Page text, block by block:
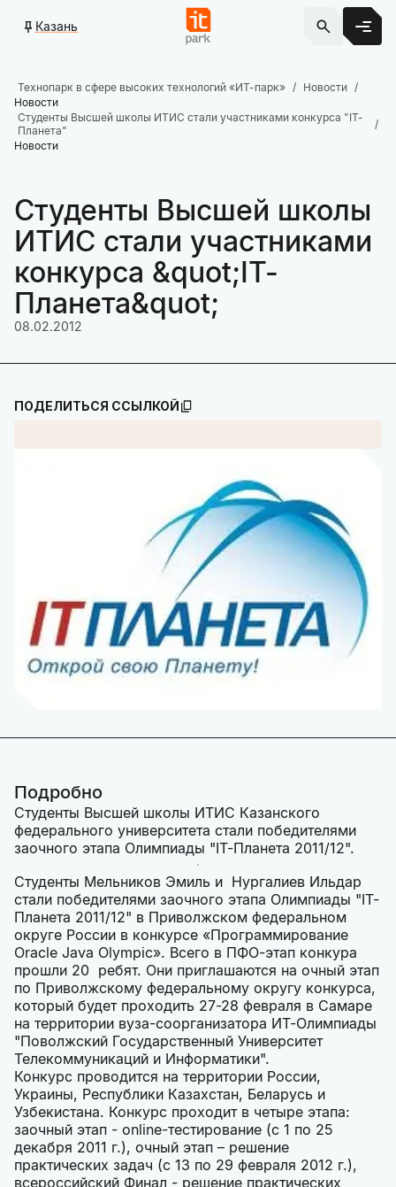
Казань
Технопарк в сфере высоких технологий «ИТ-парк»
Новости
Новости
Студенты Высшей школы ИТИС стали участниками конкурса "IT-
Планета"
Новости
Студенты Высшей школы
ИТИС стали участниками
конкурса &quot;IT-
Планета&quot;
08.02.2012
ПОДЕЛИТЬСЯ ССЫЛКОЙ
Подробно
Студенты Высшей школы ИТИС Казанского
федерального университета стали победителями
заочного этапа Олимпиады "IT-Планета 2011/12".
Студенты Мельников Эмиль и Нургалиев Ильдар
стали победителями заочного этапа Олимпиады "IT-
Планета 2011/12" в Приволжском федеральном
округе России в конкурсе «Программирование
Oracle Java Olympic». Всего в ПФО-этап конкура
прошли 20 ребят. Они приглашаются на очный этап
по Приволжскому федеральному округу конкурса,
который будет проходить 27-28 февраля в Самаре
на территории вуза-соорганизатора ИТ-Олимпиады
"Поволжский Государственный Университет
Телекоммуникаций и Информатики".
Конкурс проводится на территории России,
Украины, Республики Казахстан, Беларусь и
Узбекистана. Конкурс проходит в четыре этапа:
заочный этап - online-тестирование (с 1 по 25
декабря 2011 г.), очный этап – решение
практических задач (с 13 по 29 февраля 2012 г.),
всероссийский Финал - решение практических